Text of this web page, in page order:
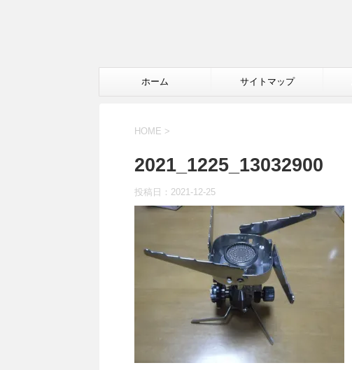
ホーム サイトマップ
HOME >
2021_1225_13032900
投稿日： 2021-12-25